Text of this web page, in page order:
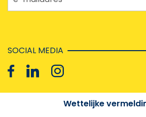
SOCIAL MEDIA
Wettelijke